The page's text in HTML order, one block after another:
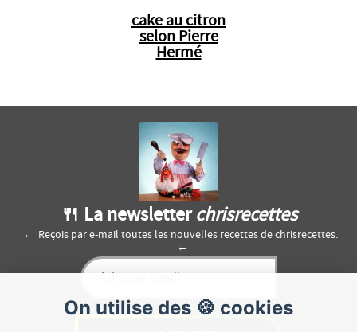
cake au citron
selon Pierre
Hermé
On utilise des 🍪 cookies
🍴 La newsletter chrisrecettes
Reçois par e-mail toutes les nouvelles recettes de chrisrecettes.